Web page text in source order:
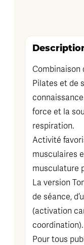
Combinaison
Pilates et de
force et la
respiration.
Activité
musculaires
musculature
La version
de séance,
(activation
coordination).
Pour tous